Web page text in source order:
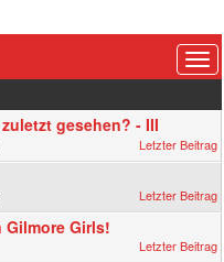
gesehen? - III
Gilmore Girls!